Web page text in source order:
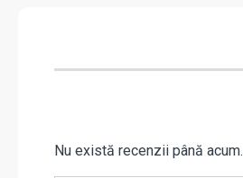
Nu există recenzii până acum.